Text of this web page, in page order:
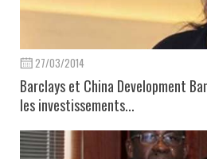
27/03/2014
Barclays et China Development
les investissements...